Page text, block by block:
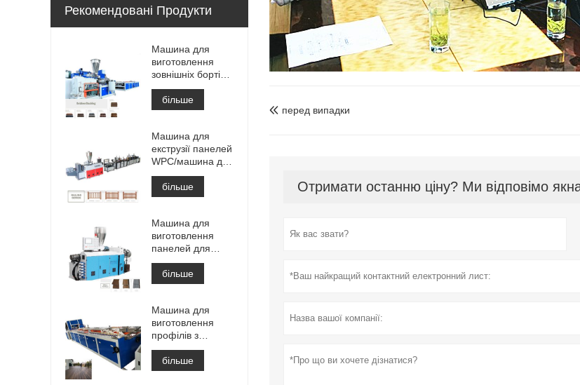
 перед випадки
Отримати останню ціну? Ми відповімо
Рекомендовані Продукти
Машина для
виготовлення
зовнішніх бортів
WPC /
виготовлення
машини
більше
Машина для
екструзії панелей
WPC/машина для
виробництва
більше
Машина для
виготовлення
панелей для
облицювання стін
з ПВХ WPC
більше
Машина для
виготовлення
профілів з
настилу WPC
більше